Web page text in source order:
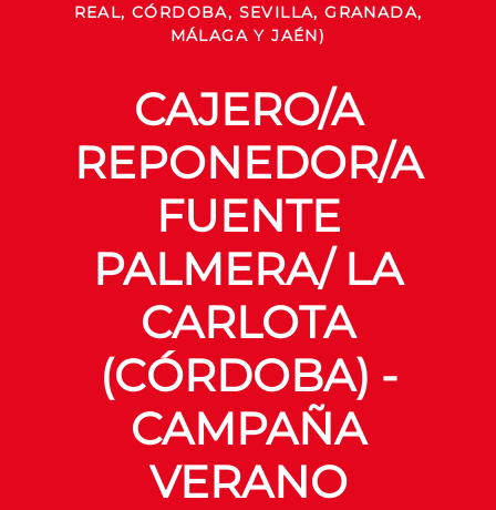
REAL, CÓRDOBA, SEVILLA, GRANADA,
MÁLAGA Y JAÉN)
CAJERO/A
REPONEDOR/A
FUENTE
PALMERA/ LA
CARLOTA
(CÓRDOBA) -
CAMPAÑA
VERANO